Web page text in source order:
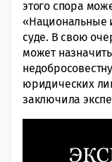
этого спора
«Национальные
суде. В свою
может
юридических
заключила